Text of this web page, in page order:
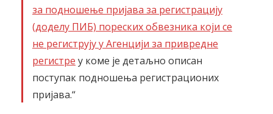
за подношење пријава за регистрацију
(доделу ПИБ) пореских обвезника који се
не региструју у Агенцији за привредне
регистре у коме је детаљно описан
поступак подношења регистрационих
пријава.“